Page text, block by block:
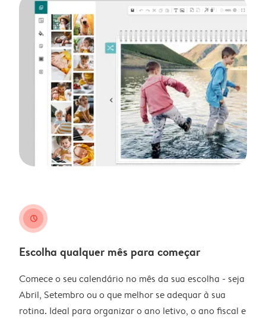
clock
Escolha qualquer mês para começar
Comece o seu calendário no mês da sua escolha - seja
Abril, Setembro ou o que melhor se adequar à sua
rotina. Ideal para organizar o ano letivo, o ano fiscal e